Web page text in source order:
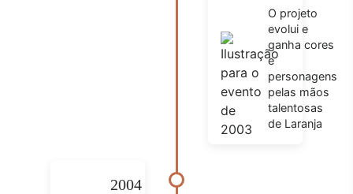
O projeto
evolui e
ganha cores
e
personagens
pelas mãos
talentosas
de Laranja
2004